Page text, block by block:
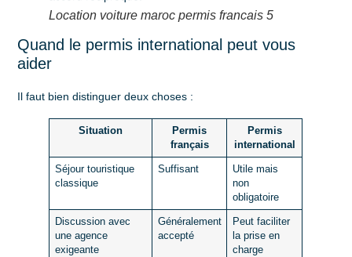
Location voiture maroc permis francais 5
Quand le permis international peut vous
aider
Il faut bien distinguer deux choses :
Situation
Permis
français
Permis
international
Séjour touristique
classique
Suffisant
Utile mais
non
obligatoire
Discussion avec
une agence
exigeante
Généralement
accepté
Peut faciliter
la prise en
charge